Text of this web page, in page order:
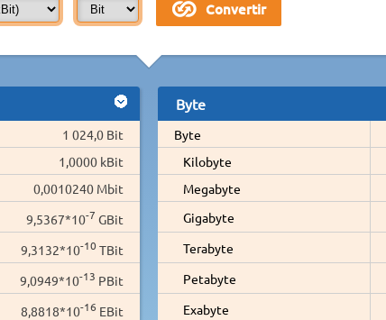
1 024,0 Bit
1,0000 kBit
0,0010240 Mbit
9,5367*10-7 GBit
9,3132*10-10 TBit
9,0949*10-13 PBit
8,8818*10-16 EBit
Byte
Byte
Kilobyte
Megabyte
Gigabyte
Terabyte
Petabyte
Exabyte